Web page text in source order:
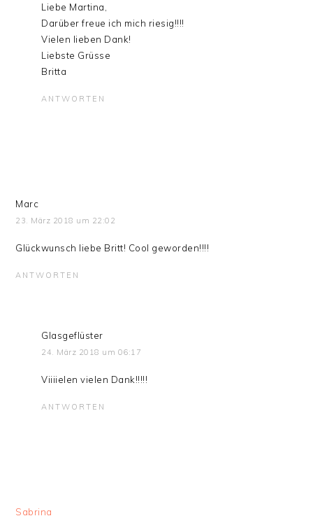
Liebe Martina,
Darüber freue ich mich riesig!!!!
Vielen lieben Dank!
Liebste Grüsse
Britta
ANTWORTEN
Marc
23. März 2018 um 22:02
Glückwunsch liebe Britt! Cool geworden!!!!
ANTWORTEN
Glasgeflüster
24. März 2018 um 06:17
Viiiielen vielen Dank!!!!!
ANTWORTEN
Sabrina